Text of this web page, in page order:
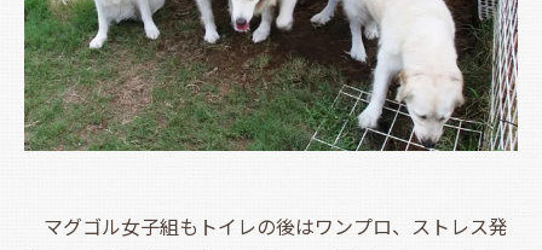
マグゴル女子組もトイレの後はワンプロ、ストレス発